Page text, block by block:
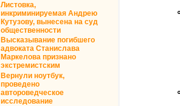
Листовка,
инкриминируемая Андрею
Кутузову, вынесена на суд
общественности
Высказывание погибшего
адвоката Станислава
Маркелова признано
экстремистским
Вернули ноутбук,
проведено
автороведческое
исследование